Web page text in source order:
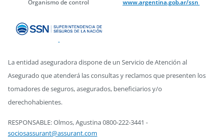
Organismo de control
www.argentina.gob.ar/ssn
La entidad aseguradora dispone de un Servicio de Atención al
Asegurado que atenderá las consultas y reclamos que presenten los
tomadores de seguros, asegurados, beneficiarios y/o
derechohabientes.
RESPONSABLE: Olmos, Agustina 0800-222-3441 -
sociosassurant@assurant.com